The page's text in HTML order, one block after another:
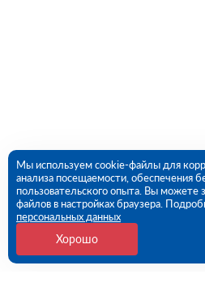
Мы используем cookie-файлы для
анализа посещаемости, обеспечения
пользовательского опыта. Вы можете
файлов в настройках браузера.
персональных данных
Хорошо